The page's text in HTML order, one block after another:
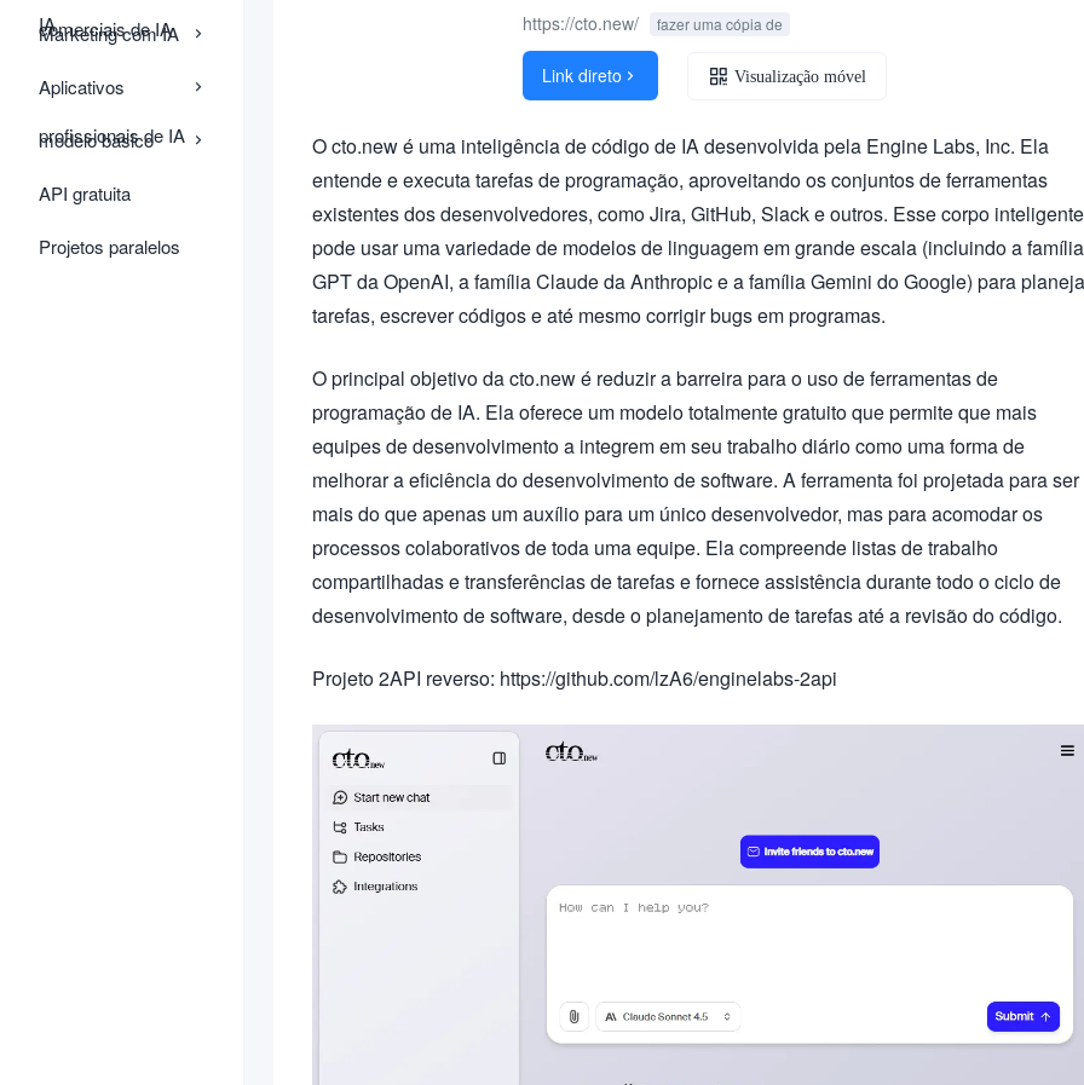
IA
comerciais de IA
Marketing com IA
Aplicativos
profissionais de IA
modelo básico
API gratuita
Projetos paralelos
https://cto.new/ fazer uma cópia de
Link direto  Visualização móvel
O cto.new é uma inteligência de código de IA desenvolvida pela Engine Labs, Inc. Ela
entende e executa tarefas de programação, aproveitando os conjuntos de ferramentas
existentes dos desenvolvedores, como Jira, GitHub, Slack e outros. Esse corpo inteligente
pode usar uma variedade de modelos de linguagem em grande escala (incluindo a família
GPT da OpenAI, a família Claude da Anthropic e a família Gemini do Google) para
tarefas, escrever códigos e até mesmo corrigir bugs em programas.
O principal objetivo da cto.new é reduzir a barreira para o uso de ferramentas de
programação de IA. Ela oferece um modelo totalmente gratuito que permite que mais
equipes de desenvolvimento a integrem em seu trabalho diário como uma forma de
melhorar a eficiência do desenvolvimento de software. A ferramenta foi projetada para ser
mais do que apenas um auxílio para um único desenvolvedor, mas para acomodar os
processos colaborativos de toda uma equipe. Ela compreende listas de trabalho
compartilhadas e transferências de tarefas e fornece assistência durante todo o ciclo de
desenvolvimento de software, desde o planejamento de tarefas até a revisão do código.
Projeto 2API reverso: https://github.com/lzA6/enginelabs-2api